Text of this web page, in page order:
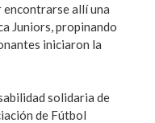
allí una
Juniors, propinando
iniciaron la
solidaria de
de Fútbol